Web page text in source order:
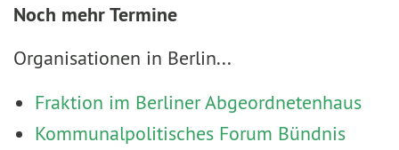
Noch mehr Termine
Organisationen in Berlin...
Fraktion im Berliner Abgeordnetenhaus
Kommunalpolitisches Forum Bündnis